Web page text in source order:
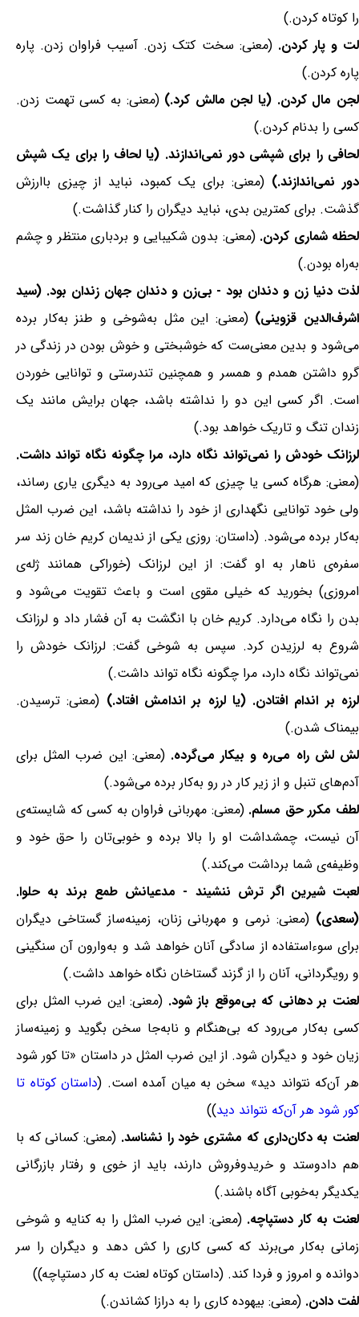
را کوتاه کردن.)
لت و پار کردن. (معنی: سخت کتک زدن. آسیب فراوان زدن. پاره
پاره کردن.)
لجن مال کردن. (یا لجن مالش کرد.) (معنی: به کسی تهمت زدن.
کسی را بدنام کردن.)
لحافی را برای شپشی دور نمی‌اندازند. (یا لحاف را برای یک شپش
دور نمی‌اندازند.) (معنی: برای یک کمبود، نباید از چیزی باارزش
گذشت. برای کمترین بدی، نباید دیگران را کنار گذاشت.)
لحظه شماری کردن. (معنی: بدون شکیبایی و بردباری منتظر و چشم
به‌راه بودن.)
لذت دنیا زن و دندان بود - بی‌زن و دندان جهان زندان بود. (سید
اشرف‌الدین قزوینی) (معنی: این مثل به‌شوخی و طنز به‌کار برده
می‌شود و بدین معنی‌ست که خوشبختی و خوش بودن در زندگی در
گرو داشتن همدم و همسر و همچنین تندرستی و توانایی خوردن
است. اگر کسی این دو را نداشته باشد، جهان برایش مانند یک
زندان تنگ و تاریک خواهد بود.)
لرزانک خودش را نمی‌تواند نگاه دارد، مرا چگونه نگاه تواند داشت.
(معنی: هرگاه کسی یا چیزی که امید می‌رود به دیگری یاری رساند،
ولی خود توانایی نگهداری از خود را نداشته باشد، این ضرب المثل
به‌کار برده می‌شود. (داستان: روزی یکی از ندیمان کریم خان زند سر
سفره‌ی ناهار به او گفت: از این لرزانک (خوراکی همانند ژله‌ی
امروزی) بخورید که خیلی مقوی است و باعث تقویت می‌شود و
بدن را نگاه می‌دارد. کریم خان با انگشت به آن فشار داد و لرزانک
شروع به لرزیدن کرد. سپس به شوخی گفت: لرزانک خودش را
نمی‌تواند نگاه دارد، مرا چگونه نگاه تواند داشت.)
لرزه بر اندام افتادن. (یا لرزه بر اندامش افتاد.) (معنی: ترسیدن.
بیمناک شدن.)
لش لش راه می‌ره و بیکار می‌گرده. (معنی: این ضرب المثل برای
آدم‌های تنبل و از زیر کار در رو به‌کار برده می‌شود.)
لطف مکرر حق مسلم. (معنی: مهربانی فراوان به کسی که شایسته‌ی
آن نیست، چمشداشت او را بالا برده و خوبی‌تان را حق خود و
وظیفه‌ی شما برداشت می‌کند.)
لعبت شیرین اگر ترش ننشیند - مدعیانش طمع برند به حلوا.
(سعدی) (معنی: نرمی و مهربانی زنان، زمینه‌ساز گستاخی دیگران
برای سوءاستفاده از سادگی آنان خواهد شد و به‌وارون آن سنگینی
و رویگردانی، آنان را از گزند گستاخان نگاه خواهد داشت.)
لعنت بر دهانی که بی‌موقع باز شود. (معنی: این ضرب المثل برای
کسی به‌کار می‌رود که بی‌هنگام و نابه‌جا سخن بگوید و زمینه‌ساز
زیان خود و دیگران شود. از این ضرب المثل در داستان «تا کور شود
هر آن‌که نتواند دید» سخن به میان آمده است. (داستان کوتاه تا
کور شود هر آن‌که نتواند دید))
لعنت به دکان‌داری که مشتری خود را نشناسد. (معنی: کسانی که با
هم دادوستد و خریدوفروش دارند، باید از خوی و رفتار بازرگانی
یکدیگر به‌خوبی آگاه باشند.)
لعنت به کار دستپاچه. (معنی: این ضرب المثل را به کنایه و شوخی
زمانی به‌کار می‌برند که کسی کاری را کش دهد و دیگران را سر
دوانده و امروز و فردا کند. (داستان کوتاه لعنت به کار دستپاچه))
لفت دادن. (معنی: بیهوده کاری را به درازا کشاندن.)